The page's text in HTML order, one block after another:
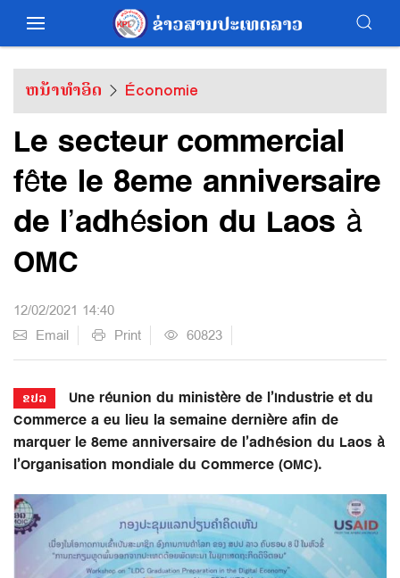
ຫນ້າທຳອິດ Économie
Le secteur commercial
fête le 8eme anniversaire
de l’adhésion du Laos à
OMC
12/02/2021 14:40
Email
Print 60823
ຂປລ
Une réunion du ministère de l’Industrie et du
Commerce a eu lieu la semaine dernière afin de
marquer le 8eme anniversaire de l’adhésion du Laos à
l’Organisation mondiale du Commerce (OMC).